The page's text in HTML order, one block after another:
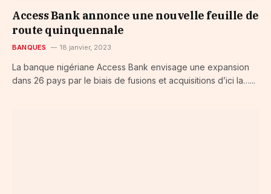
Access Bank annonce une nouvelle feuille de
route quinquennale
BANQUES 18 janvier, 2023
La banque nigériane Access Bank envisage une expansion
dans 26 pays par le biais de fusions et acquisitions d’ici la…...